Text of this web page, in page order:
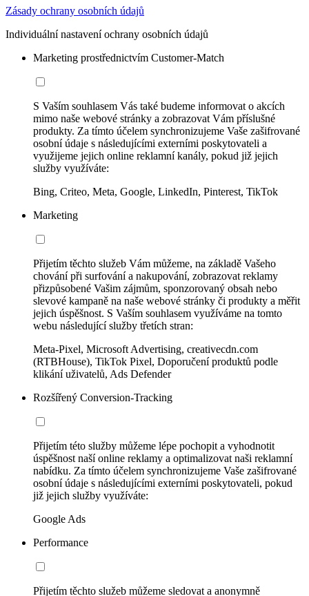
Zásady ochrany osobních údajů
Individuální nastavení ochrany osobních údajů
Marketing prostřednictvím Customer-Match
S Vaším souhlasem Vás také budeme informovat o akcích
mimo naše webové stránky a zobrazovat Vám příslušné
produkty. Za tímto účelem synchronizujeme Vaše zašifrované
osobní údaje s následujícími externími poskytovateli a
využijeme jejich online reklamní kanály, pokud již jejich
služby využíváte:
Bing, Criteo, Meta, Google, LinkedIn, Pinterest, TikTok
Marketing
Přijetím těchto služeb Vám můžeme, na základě Vašeho
chování při surfování a nakupování, zobrazovat reklamy
přizpůsobené Vašim zájmům, sponzorovaný obsah nebo
slevové kampaně na naše webové stránky či produkty a měřit
jejich úspěšnost. S Vaším souhlasem využíváme na tomto
webu následující služby třetích stran:
Meta-Pixel, Microsoft Advertising, creativecdn.com
(RTBHouse), TikTok Pixel, Doporučení produktů podle
klikání uživatelů, Ads Defender
Rozšířený Conversion-Tracking
Přijetím této služby můžeme lépe pochopit a vyhodnotit
úspěšnost naší online reklamy a optimalizovat naši reklamní
nabídku. Za tímto účelem synchronizujeme Vaše zašifrované
osobní údaje s následujícími externími poskytovateli, pokud
již jejich služby využíváte:
Google Ads
Performance
Přijetím těchto služeb můžeme sledovat a anonymně